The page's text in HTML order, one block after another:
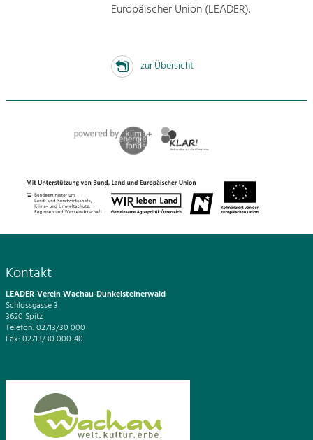
Europäischer Union (LEADER).
zur Übersicht
Kontakt
LEADER-Verein Wachau-Dunkelsteinerwald
Schlossgasse 3
3620 Spitz
Telefon: 02713/30 000
Fax: 02713/30 000-40